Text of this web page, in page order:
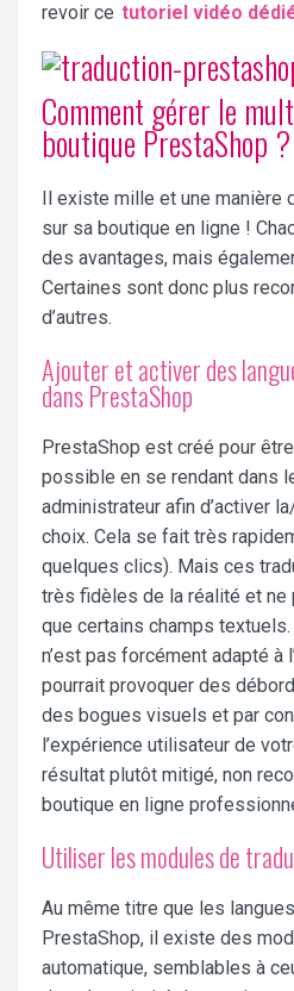
revoir ce tutoriel vidéo
Comment gérer le
boutique PrestaShop ?
Il existe mille et une manière
sur sa boutique en ligne !
des avantages, mais
Certaines sont donc plus
d’autres.
Ajouter et activer des
dans PrestaShop
PrestaShop est créé pour
possible en se rendant dans
administrateur afin d’activer
choix. Cela se fait très
quelques clics). Mais ces
très fidèles de la réalité et ne
que certains champs
n’est pas forcément adapté à
pourrait provoquer des
des bogues visuels et par
l’expérience utilisateur de
résultat plutôt mitigé, non
boutique en ligne
Utiliser les modules de
Au même titre que les
PrestaShop, il existe des
automatique, semblables à